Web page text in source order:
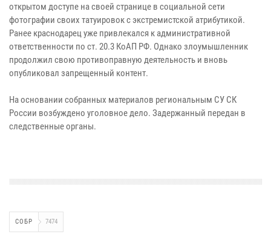
открытом доступе на своей странице в социальной сети
фотографии своих татуировок с экстремистской атрибутикой.
Ранее краснодарец уже привлекался к административной
ответственности по ст. 20.3 КоАП РФ. Однако злоумышленник
продолжил свою противоправную деятельность и вновь
опубликовал запрещенный контент.
На основании собранных материалов региональным СУ СК
России возбуждено уголовное дело. Задержанный передан в
следственные органы.
СОБР 7474